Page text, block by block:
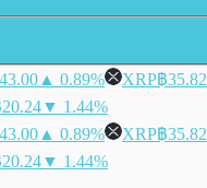
▲ 0.89% XRP฿35.82
▼ 1.44%
▲ 0.89% XRP฿35.82
▼ 1.44%